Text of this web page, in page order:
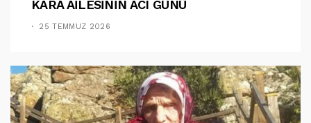
KARA AİLESİNİN ACI GÜNÜ
25 TEMMUZ 2026